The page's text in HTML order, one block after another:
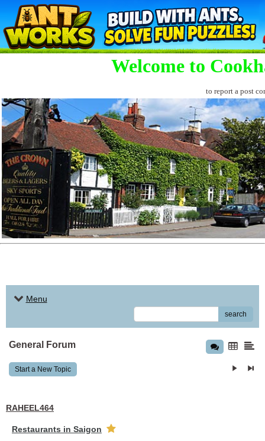
Welcome to
to report a post
Menu
search
General Forum
Start a New Topic
RAHEEL464
Restaurants in Saigon